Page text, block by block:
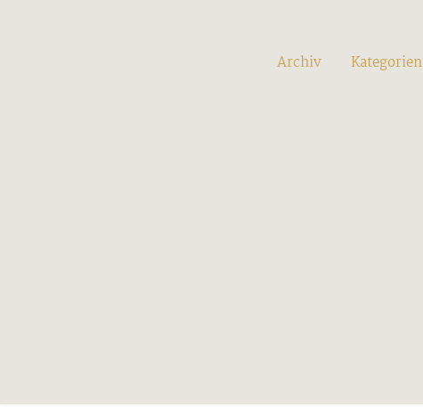
Archiv Kategorien